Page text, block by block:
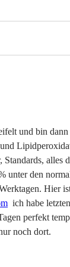
und bin dann
alles
unter den
Hier
ich habe
perfekt
noch dort.